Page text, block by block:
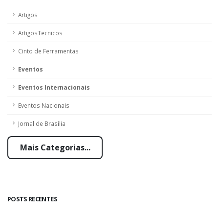
Artigos
ArtigosTecnicos
Cinto de Ferramentas
Eventos
Eventos Internacionais
Eventos Nacionais
Jornal de Brasília
Mais Categorias...
POSTS RECENTES